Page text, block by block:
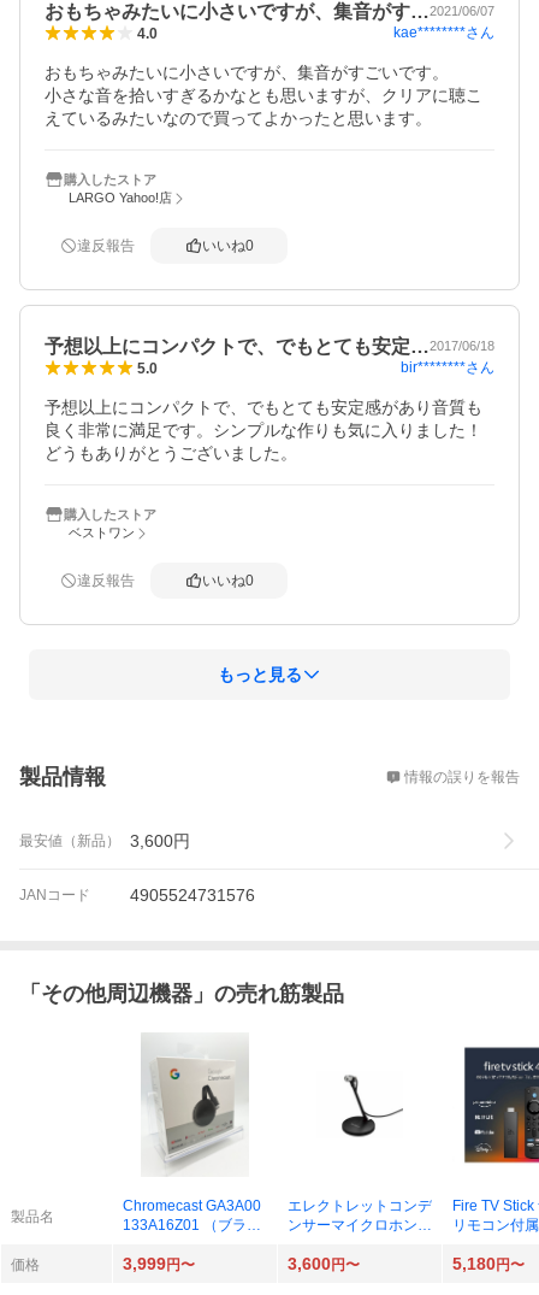
おもちゃみたいに小さいですが、集音がす…2021/06/07
4.0 kae********さん
おもちゃみたいに小さいですが、集音がすごいです。
小さな音を拾いすぎるかなとも思いますが、クリアに聴こ
えているみたいなので買ってよかったと思います。
購入したストア
LARGO Yahoo!店
違反報告 いいね0
予想以上にコンパクトで、でもとても安定…2017/06/18
5.0 bir********さん
予想以上にコンパクトで、でもとても安定感があり音質も
良く非常に満足です。シンプルな作りも気に入りました！
どうもありがとうございました。
購入したストア
ベストワン
違反報告 いいね0
もっと見る
製品情報 情報の誤りを報告
最安値（新品） 3,600円
JANコード 4905524731576
「 その他周辺機器 」の売れ筋製品
製品名
Chromecast GA3A00
133A16Z01 （ブラッ
エレクトレットコンデ
ンサーマイクロホン E
Fire TV
リモコン付
価格
3,999円〜 3,600円〜 5,180円〜